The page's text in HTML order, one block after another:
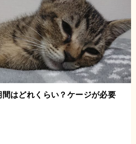
はどれくらい？ケージが必要